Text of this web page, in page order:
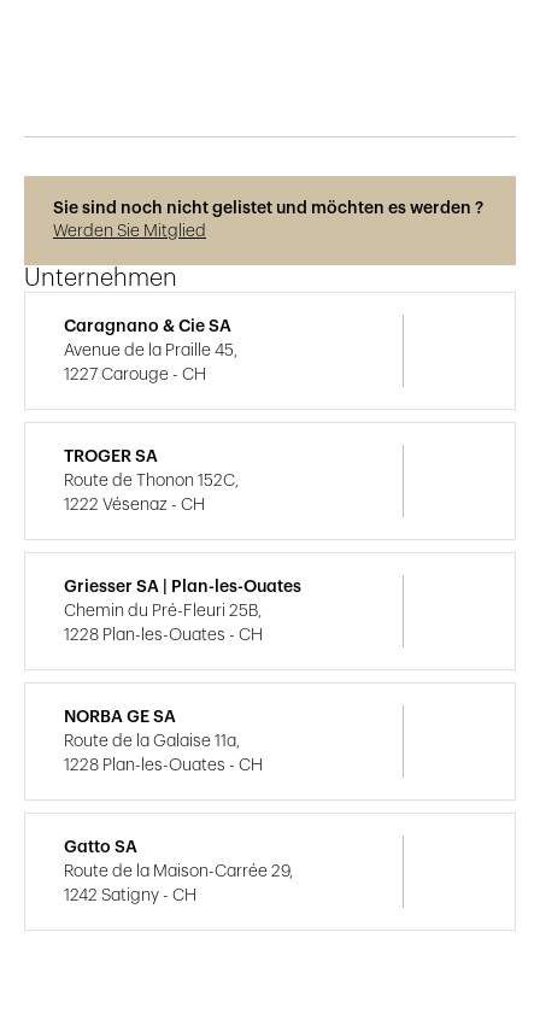
Sie sind noch nicht gelistet und möchten es werden ?
Werden Sie Mitglied
Unternehmen
Caragnano & Cie SA
Avenue de la Praille 45,
1227 Carouge - CH
TROGER SA
Route de Thonon 152C,
1222 Vésenaz - CH
Griesser SA | Plan-les-Ouates
Chemin du Pré-Fleuri 25B,
1228 Plan-les-Ouates - CH
NORBA GE SA
Route de la Galaise 11a,
1228 Plan-les-Ouates - CH
Gatto SA
Route de la Maison-Carrée 29,
1242 Satigny - CH